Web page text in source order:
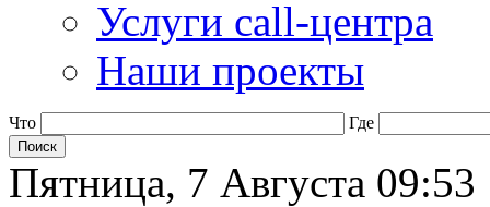
Услуги call-центра
Наши проекты
Что Где
Пятница, 7 Августа 09:53